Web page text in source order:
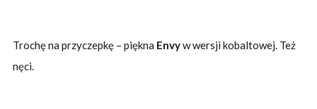
Trochę na przyczepkę – piękna Envyw wersji kobaltowej. Też
nęci.